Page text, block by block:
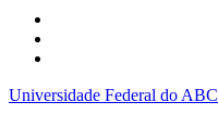
Universidade Federal do ABC